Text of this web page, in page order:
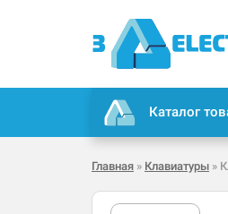
Каталог
Главная » Клавиатуры »